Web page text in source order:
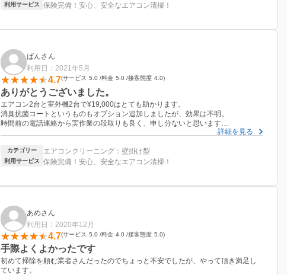
とても快適になりました。
利用サービス 保険完備！安心、安全なエアコン清掃！
ばんさん
利用日：2021年5月
4.7 サービス 5.0 料金 5.0 接客態度 4.0
ありがとうございました。
エアコン2台と室外機2台で¥19,000はとても助かります。
消臭抗菌コートというものもオプション追加しましたが、効果は不明。
時間前の電話連絡から実作業の段取りも良く、申し分ないと思います。
詳細を見る
カテゴリー エアコンクリーニング：壁掛け型
利用サービス 保険完備！安心、安全なエアコン清掃！
あめさん
利用日：2020年12月
4.7 サービス 5.0 料金 4.0 接客態度 5.0
手際よくよかったです
初めて掃除を頼む業者さんだったのでちょっと不安でしたが、やって頂き満足し
ています。